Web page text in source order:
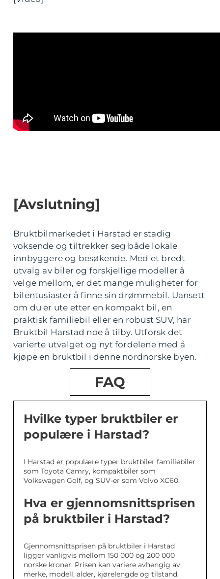
[Avslutning]
Bruktbilmarkedet i Harstad er stadig
voksende og tiltrekker seg både lokale
innbyggere og besøkende. Med et bredt
utvalg av biler og forskjellige modeller å
velge mellom, er det mange muligheter for
bilentusiaster å finne sin drømmebil. Uansett
om du er ute etter en kompakt bil, en
praktisk familiebil eller en robust SUV, har
Bruktbil Harstad noe å tilby. Utforsk det
varierte utvalget og nyt fordelene med å
kjøpe en bruktbil i denne nordnorske byen.
FAQ
Hvilke typer bruktbiler er
populære i Harstad?
I Harstad er populære typer bruktbiler familiebiler
som Toyota Camry, kompaktbiler som
Volkswagen Golf, og SUV-er som Volvo XC60.
Hva er gjennomsnittsprisen
på bruktbiler i Harstad?
Gjennomsnittsprisen på bruktbiler i Harstad
ligger vanligvis mellom 150 000 og 200 000
norske kroner. Prisen kan variere avhengig av
merke, modell, alder, kjørelengde og tilstand.